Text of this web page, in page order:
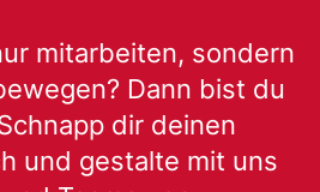
mitarbeiten, sondern
Dann bist du
dir deinen
und gestalte mit uns